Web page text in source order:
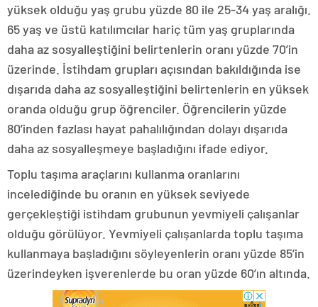
yüksek olduğu yaş grubu yüzde 80 ile 25-34 yaş aralığı.
65 yaş ve üstü katılımcılar hariç tüm yaş gruplarında
daha az sosyalleştiğini belirtenlerin oranı yüzde 70’in
üzerinde. İstihdam grupları açısından bakıldığında ise
dışarıda daha az sosyalleştiğini belirtenlerin en yüksek
oranda olduğu grup öğrenciler. Öğrencilerin yüzde
80’inden fazlası hayat pahalılığından dolayı dışarıda
daha az sosyalleşmeye başladığını ifade ediyor.
Toplu taşıma araçlarını kullanma oranlarını
incelediğinde bu oranın en yüksek seviyede
gerçekleştiği istihdam grubunun yevmiyeli çalışanlar
olduğu görülüyor. Yevmiyeli çalışanlarda toplu taşıma
kullanmaya başladığını söyleyenlerin oranı yüzde 85’in
üzerindeyken işverenlerde bu oran yüzde 60’ın altında.